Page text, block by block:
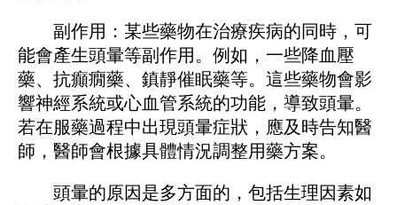
副作用：某些藥物在治療疾病的同時，可
能會產生頭暈等副作用。例如，一些降血壓
藥、抗癲癇藥、鎮靜催眠藥等。這些藥物會影
響神經系統或心血管系統的功能，導致頭暈。
若在服藥過程中出現頭暈症狀，應及時告知醫
師，醫師會根據具體情況調整用藥方案。
頭暈的原因是多方面的，包括生理因素如